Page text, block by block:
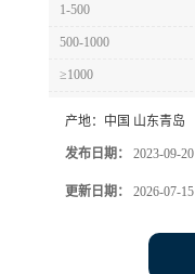
1-500
500-1000
≥1000
产地： 中国 山东青岛
发布日期： 2023-09-20
更新日期： 2026-07-15